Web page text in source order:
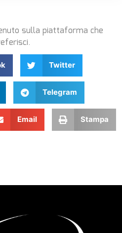
sulla piattaforma che
Twitter
Telegram
Email Stampa